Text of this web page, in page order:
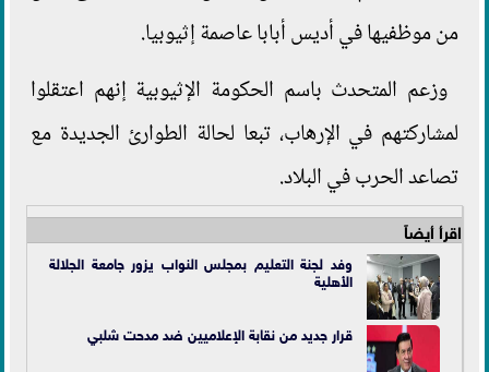
من موظفيها في أديس أبابا عاصمة إثيوبيا.
وزعم المتحدث باسم الحكومة الإثيوبية إنهم اعتقلوا
لمشاركتهم في الإرهاب، تبعا لحالة الطوارئ الجديدة مع
تصاعد الحرب في البلاد.
اقرأ أيضاً
وفد لجنة التعليم بمجلس النواب يزور جامعة الجلالة
الأهلية
قرار جديد من نقابة الإعلاميين ضد مدحت شلبي